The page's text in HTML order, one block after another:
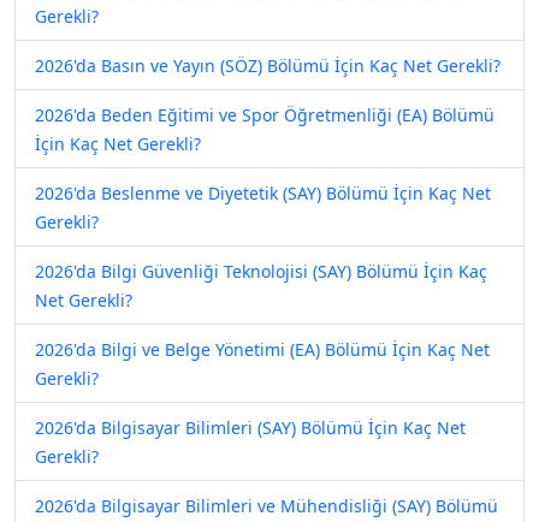
Gerekli?
2026'da Basın ve Yayın (SÖZ) Bölümü İçin Kaç Net Gerekli?
2026'da Beden Eğitimi ve Spor Öğretmenliği (EA) Bölümü
İçin Kaç Net Gerekli?
2026'da Beslenme ve Diyetetik (SAY) Bölümü İçin Kaç Net
Gerekli?
2026'da Bilgi Güvenliği Teknolojisi (SAY) Bölümü İçin Kaç
Net Gerekli?
2026'da Bilgi ve Belge Yönetimi (EA) Bölümü İçin Kaç Net
Gerekli?
2026'da Bilgisayar Bilimleri (SAY) Bölümü İçin Kaç Net
Gerekli?
2026'da Bilgisayar Bilimleri ve Mühendisliği (SAY) Bölümü